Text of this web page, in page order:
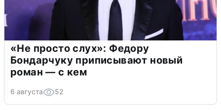
«Не просто слух»: Федору
Бондарчуку приписывают новый
роман — с кем
6 августа 52